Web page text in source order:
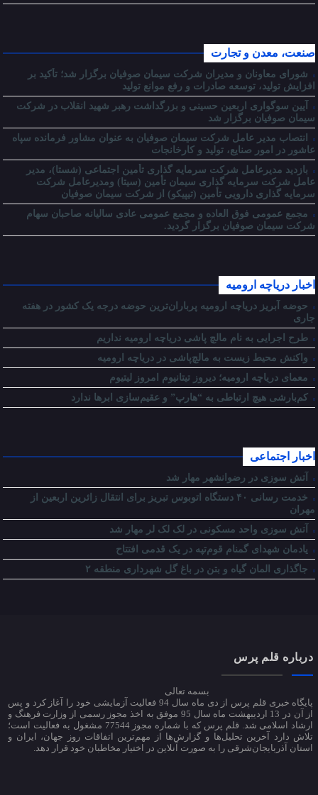
صنعت، معدن و تجارت
شورای معاونان و مدیران شرکت سیمان صوفیان برگزار شد؛ تأکید بر
افزایش تولید، توسعه صادرات و رفع موانع تولید
آیین سوگواری اربعین حسینی و بزرگداشت رهبر شهید انقلاب در شرکت
سیمان صوفیان برگزار شد
انتصاب مدیر عامل شرکت سیمان صوفیان به عنوان مشاور فرمانده سپاه
عاشور در امور صنایع، تولید و کارخانجات
بازدید مدیرعامل شرکت سرمایه گذاری تأمین اجتماعی (شستا)، مدیر
عامل شرکت سرمایه گذاری سیمان تأمین (سیتا) ومدیرعامل شرکت
سرمایه گذاری دارویی تأمین (تیپیکو) از شرکت سیمان صوفیان
مجمع عمومی فوق العاده و مجمع عمومی عادی سالیانه صاحبان سهام
شرکت سیمان صوفیان برگزار گردید.
اخبار دریاچه ارومیه
حوضه آبریز دریاچه ارومیه پرباران‌ترین حوضه‌ درجه یک کشور در هفته
جاری
طرح اجرایی به نام مالچ پاشی دریاچه ارومیه نداریم
واکنش محیط زیست به مالچ‌پاشی در دریاچه ارومیه
معمای دریاچه ارومیه؛ دیروز تیتانیوم امروز لیتیوم
کم‌بارشی هیچ ارتباطی به “هارپ” و عقیم‌سازی ابرها ندارد
اخبار اجتماعی
آتش سوزی در رضوانشهر مهار شد
خدمت رسانی ۴۰ دستگاه اتوبوس تبریز برای انتقال زائرین اربعین از
مهران
آتش سوزی واحد مسکونی در لک لک لر مهار شد
یادمان شهدای گمنام قوم‌تپه در یک قدمی افتتاح
جاگذاری المان گیاه و بتن در باغ گل شهرداری منطقه ۲
درباره قلم پرس
بسمه تعالی
پایگاه خبری قلم پرس از دی ماه سال 94 فعالیت آزمایشی خود را آغاز کرد و پس
از آن در 13 اردیبهشت ماه سال 95 موفق به اخذ مجوز رسمی از وزارت فرهنگ و
ارشاد اسلامی شد. قلم پرس که با شماره مجوز 77544 مشغول به فعالیت است؛
تلاش دارد آخرین تحلیل‌ها و گزارش‌ها از مهم‌ترین اتفاقات روز جهان، ایران و
استان آذربایجان‌شرقی را به صورت آنلاین در اختیار مخاطبان خود قرار دهد.